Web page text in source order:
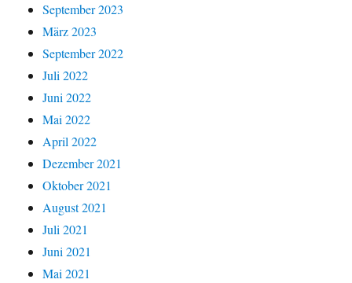
September 2023
März 2023
September 2022
Juli 2022
Juni 2022
Mai 2022
April 2022
Dezember 2021
Oktober 2021
August 2021
Juli 2021
Juni 2021
Mai 2021